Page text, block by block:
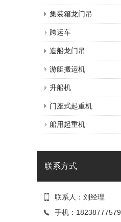
集装箱龙门吊
跨运车
造船龙门吊
游艇搬运机
升船机
门座式起重机
船用起重机
联系方式
联系人：刘经理
手机：18238777579